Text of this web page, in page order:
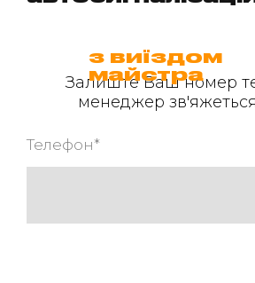
Залиште Ваш номер
менеджер
Телефон*
з виїздом
майстра